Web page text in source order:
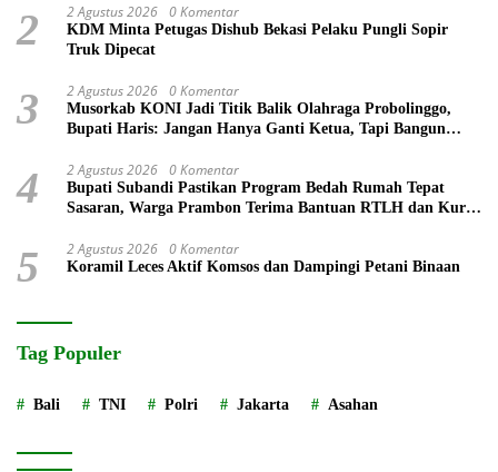
2 2 Agustus 2026 0 Komentar
KDM Minta Petugas Dishub Bekasi Pelaku Pungli Sopir
Truk Dipecat
3 2 Agustus 2026 0 Komentar
Musorkab KONI Jadi Titik Balik Olahraga Probolinggo,
Bupati Haris: Jangan Hanya Ganti Ketua, Tapi Bangun
4 2 Agustus 2026 0 Komentar
Bupati Subandi Pastikan Program Bedah Rumah Tepat
Sasaran, Warga Prambon Terima Bantuan RTLH dan Kursi
5 2 Agustus 2026 0 Komentar
Koramil Leces Aktif Komsos dan Dampingi Petani Binaan
Tag Populer
Bali TNI Polri Jakarta Asahan